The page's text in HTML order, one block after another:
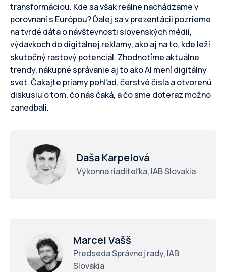
transformáciou. Kde sa však reálne nachádzame v
porovnaní s Európou? Ďalej sa v prezentácii pozrieme
na tvrdé dáta o návštevnosti slovenských médií,
výdavkoch do digitálnej reklamy, ako aj na to, kde leží
skutočný rastový potenciál. Zhodnotíme aktuálne
trendy, nákupné správanie aj to ako AI mení digitálny
svet. Čakajte priamy pohľad, čerstvé čísla a otvorenú
diskusiu o tom, čo nás čaká, a čo sme doteraz možno
zanedbali.
Daša Karpelová
Výkonná riaditeľka, IAB Slovakia
Marcel Vašš
Predseda Správnej rady, IAB
Slovakia